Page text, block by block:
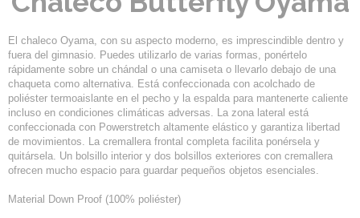
El chaleco Oyama, con su aspecto moderno, es imprescindible dentro y
fuera del gimnasio. Puedes utilizarlo de varias formas, ponértelo
rápidamente sobre un chándal o una camiseta o llevarlo debajo de una
chaqueta como alternativa. Está confeccionada con acolchado de
poliéster termoaislante en el pecho y la espalda para mantenerte caliente
incluso en condiciones climáticas adversas. La zona lateral está
confeccionada con Powerstretch altamente elástico y garantiza libertad
de movimientos. La cremallera frontal completa facilita ponérsela y
quitársela. Un bolsillo interior y dos bolsillos exteriores con cremallera
ofrecen mucho espacio para guardar pequeños objetos esenciales.
Material Down Proof (100% poliéster)